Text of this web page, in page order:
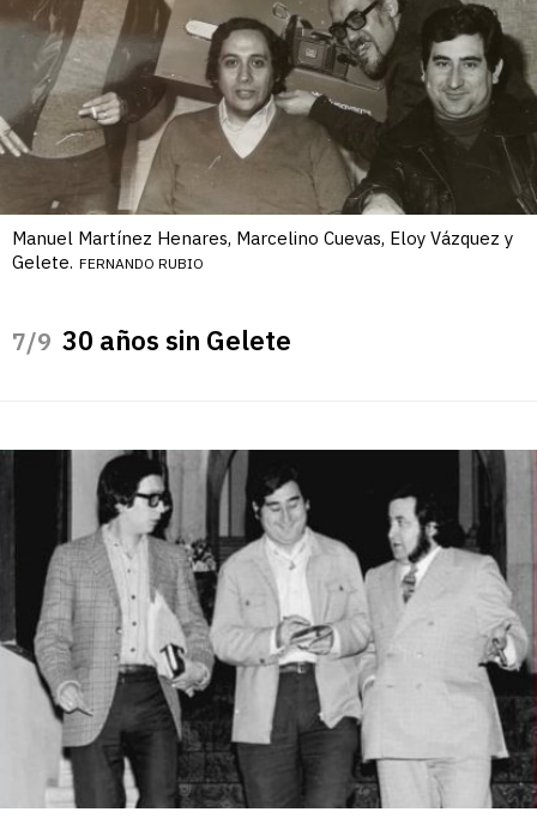
Manuel Martínez Henares, Marcelino Cuevas, Eloy Vázquez y
Gelete. FERNANDO RUBIO
/9 30 años sin Gelete